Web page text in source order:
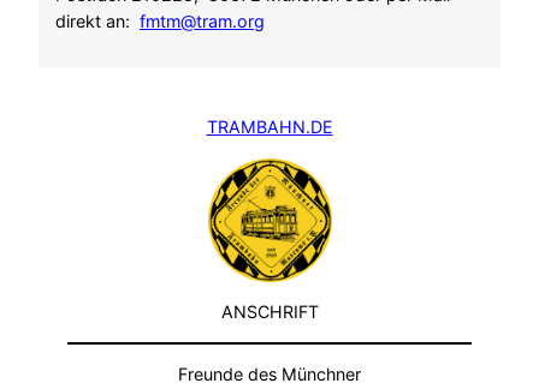
direkt an: fmtm@tram.org
TRAMBAHN.DE
ANSCHRIFT
Freunde des Münchner